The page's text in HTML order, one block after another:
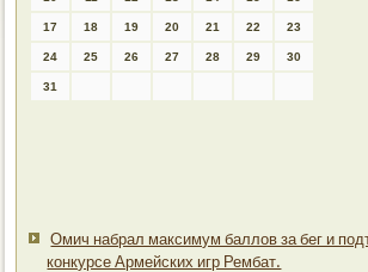
17 18 19 20 21 22 23
24 25 26 27 28 29 30
31
Омич набрал максимум баллов за бег и
конкурсе Армейских игр Рембат.